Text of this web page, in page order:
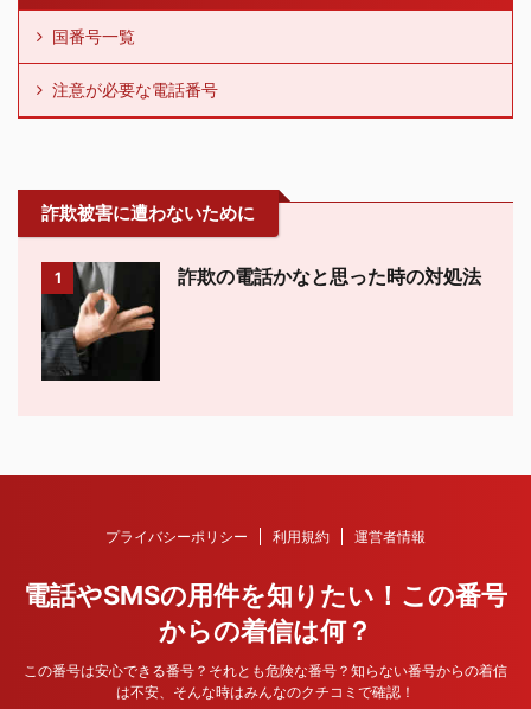
国番号一覧
注意が必要な電話番号
詐欺被害に遭わないために
1 詐欺の電話かなと思った時の対処法
プライバシーポリシー 利用規約 運営者情報
電話やSMSの用件を知りたい！この番号
からの着信は何？
この番号は安心できる番号？それとも危険な番号？知らない番号からの着信
は不安、そんな時はみんなのクチコミで確認！